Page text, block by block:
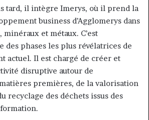
tard, il intègre Imerys, où il prend la
business d’Agglomerys dans
et métaux. C’est
des phases les plus révélatrices de
actuel. Il est chargé de créer et
disruptive autour de
premières, de la valorisation
recyclage des déchets issus des